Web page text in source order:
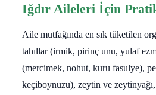
Iğdır Aileleri İçin
Aile mutfağında en sık tüketilen
tahıllar (irmik, pirinç unu, yulaf
(mercimek, nohut, kuru fasulye),
keçiboynuzu), zeytin ve zeytinyağı,